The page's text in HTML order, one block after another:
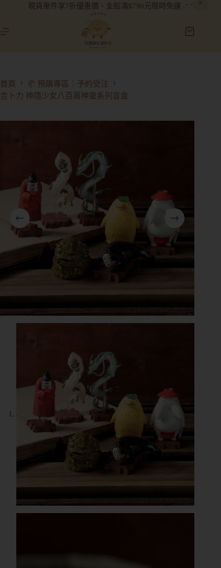
現貨單件享7折優惠價、全館滿$790元限時免運 .ᐟ.ᐟ
首頁
🥐 預購專區┊予約受注
吉卜力 神隱少女八百萬神靈系列盲盒